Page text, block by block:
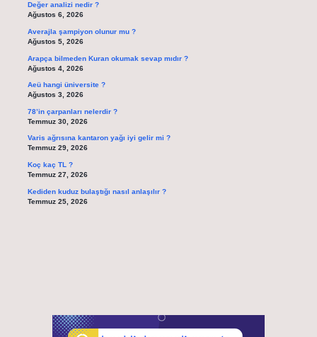
Değer analizi nedir ?
Ağustos 6, 2026
Averajla şampiyon olunur mu ?
Ağustos 5, 2026
Arapça bilmeden Kuran okumak sevap mıdır ?
Ağustos 4, 2026
Aeü hangi üniversite ?
Ağustos 3, 2026
78’in çarpanları nelerdir ?
Temmuz 30, 2026
Varis ağrısına kantaron yağı iyi gelir mi ?
Temmuz 29, 2026
Koç kaç TL ?
Temmuz 27, 2026
Kediden kuduz bulaştığı nasıl anlaşılır ?
Temmuz 25, 2026